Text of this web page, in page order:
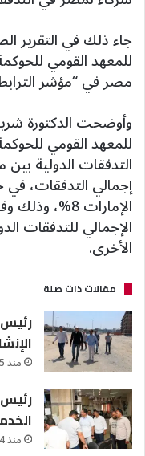
جاء ذلك في التقرير
للمعهد القومي
مصر في “مؤشر الترابط
وأوضحت الدكتورة
للمعهد القومي
إجمالي التدفقات،
الإمارات
الإجمالي للتدفقات
الأخرى.
مقالات ذات صلة
رئيس
منذ 5 أيام
رئيس
منذ 4 أسابيع